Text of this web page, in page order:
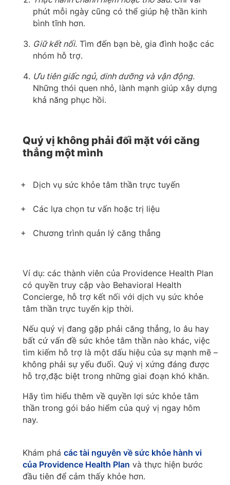
phút mỗi ngày cũng có thể giúp hệ thần kinh
bình tĩnh hơn.
Giữ kết nối. Tìm đến bạn bè, gia đình hoặc các
nhóm hỗ trợ.
Ưu tiên giấc ngủ, dinh dưỡng và vận động.
Những thói quen nhỏ, lành mạnh giúp xây dựng
khả năng phục hồi.
Quý vị không phải đối mặt với căng
thẳng một mình
Dịch vụ sức khỏe tâm thần trực tuyến
Các lựa chọn tư vấn hoặc trị liệu
Chương trình quản lý căng thẳng
Ví dụ: các thành viên của Providence Health Plan
có quyền truy cập vào Behavioral Health
Concierge, hỗ trợ kết nối với dịch vụ sức khỏe
tâm thần trực tuyến kịp thời.
Nếu quý vị đang gặp phải căng thẳng, lo âu hay
bất cứ vấn đề sức khỏe tâm thần nào khác, việc
tìm kiếm hỗ trợ là một dấu hiệu của sự mạnh mẽ –
không phải sự yếu đuối. Quý vị xứng đáng được
hỗ trợ,đặc biệt trong những giai đoạn khó khăn.
Hãy tìm hiểu thêm về quyền lợi sức khỏe tâm
thần trong gói bảo hiểm của quý vị ngay hôm
nay.
Khám phá các tài nguyên về sức khỏe hành vi
của Providence Health Plan và thực hiện bước
đầu tiên để cảm thấy khỏe hơn.